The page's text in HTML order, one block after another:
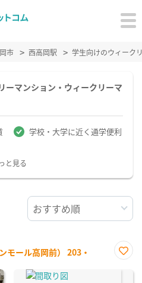
市 西高岡駅 学生向けのウィーク
ーマンション・ウィークリーマ
学校・大学に近く通学便利
と見る
モール高岡前） 203・
に入